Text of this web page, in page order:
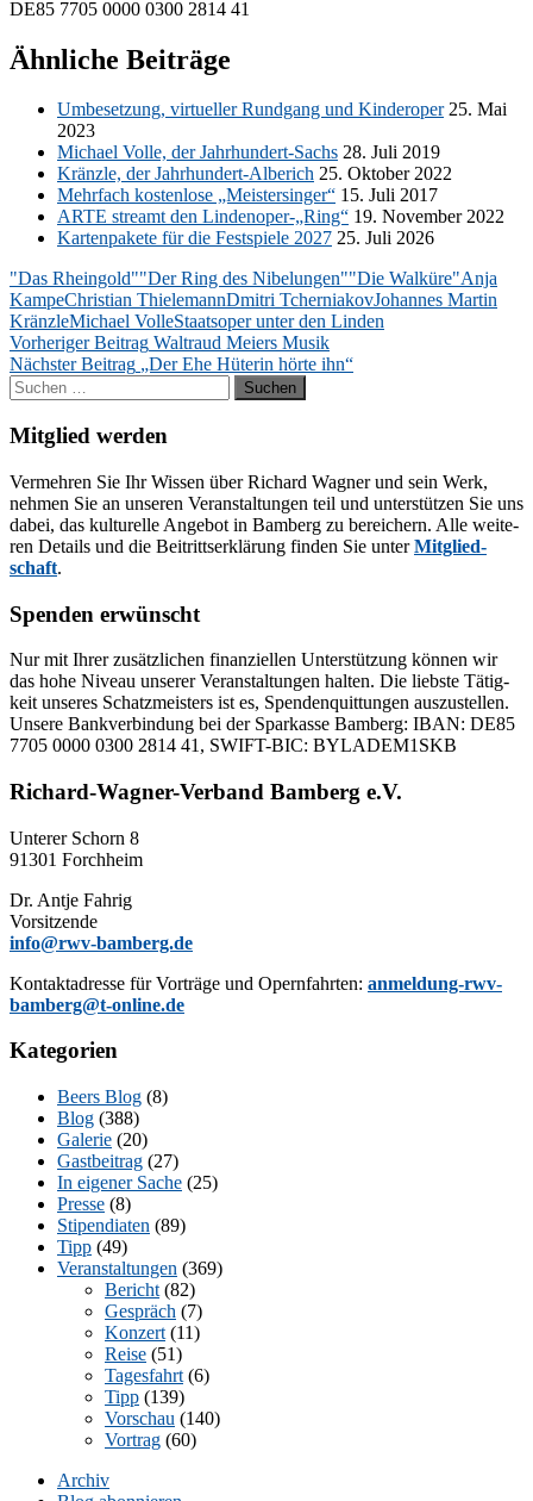
DE85 7705 0000 0300 2814 41
Ähnliche Beiträge
Um­be­set­zung, vir­tu­el­ler Rund­gang und Kin­der­oper25. Mai
2023
Mi­cha­el Vol­le, der Jahr­hun­dert-Sachs 28. Juli 2019
Kränz­le, der Jahr­hun­dert-Al­be­rich 25. Ok­to­ber 2022
Mehr­fach kos­ten­lo­se „Meis­ter­sin­ger“ 15. Juli 2017
ARTE streamt den Lindenoper-„Ring“ 19. No­vem­ber 2022
Kar­ten­pa­ke­te für die Fest­spie­le 2027 25. Juli 2026
"Das Rheingold""Der Ring des Nibelungen""Die Walküre"Anja
KampeChristian ThielemannDmitri TcherniakovJohannes Martin
KränzleMichael VolleStaatsoper unter den Linden
Beitragsnavigation
Vorheriger Beitrag Waltraud Meiers Musik
Nächster Beitrag „Der Ehe Hüterin hörte ihn“
Suchen
nach:
Mitglied werden
Ver­meh­ren Sie Ihr Wis­sen über Ri­chard Wag­ner und sein Werk,
neh­men Sie an un­se­ren Ver­an­stal­tun­gen teil und un­ter­stüt­zen Sie uns
da­bei, das kul­tu­rel­le An­ge­bot in Bam­berg zu be­rei­chern. Alle wei­te­
ren De­tails und die Bei­tritts­er­klä­rung fin­den Sie un­terMit­glied­
schaft.
Spenden erwünscht
Nur mit Ih­rer zu­sätz­li­chen fi­nan­zi­el­len Un­ter­stüt­zung kön­nen wir
das hohe Ni­veau un­se­rer Ver­an­stal­tun­gen hal­ten. Die liebs­te Tä­tig­
keit un­se­res Schatz­meis­ters ist es, Spen­den­quit­tun­gen aus­zu­stel­len.
Un­se­re Bank­ver­bin­dung bei der Spar­kas­se Bam­berg: IBAN: DE85
7705 0000 0300 2814 41, SWIFT-BIC: BYLADEM1SKB
Richard-Wagner-Verband Bamberg e.V.
Un­te­rer Schorn 8
91301 Forchheim
Dr. Ant­je Fahrig
Vorsitzende
info@rwv-bamberg.de
Kon­takt­adres­se für Vor­trä­ge und Opern­fahr­ten: anmeldung-rwv-
bamberg@t-online.de
Kategorien
Beers Blog (8)
Blog (388)
Galerie (20)
Gastbeitrag (27)
In eigener Sache (25)
Presse (8)
Stipendiaten (89)
Tipp (49)
Veranstaltungen (369)
Bericht (82)
Gespräch (7)
Konzert (11)
Reise (51)
Tagesfahrt (6)
Tipp (139)
Vorschau (140)
Vortrag (60)
Archiv